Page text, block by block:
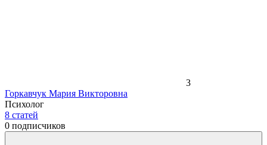
3
Горкавчук Мария Викторовна
Психолог
8 статей
0 подписчиков